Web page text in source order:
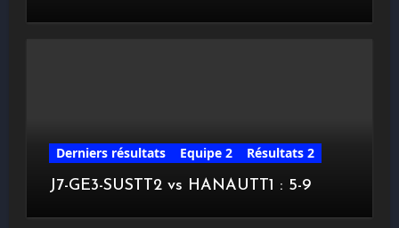
Derniers résultats Equipe 2
Résultats 2
J7-GE3-SUSTT2 vs HANAUTT1 : 5-9